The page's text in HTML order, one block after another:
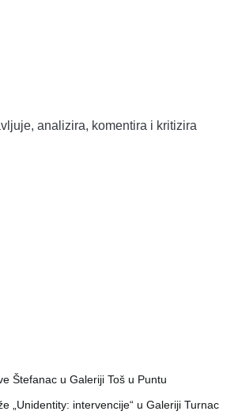
analizira, komentira i kritizira
Štefanac u Galeriji Toš u Puntu
„Unidentity: intervencije“ u Galeriji Turnac